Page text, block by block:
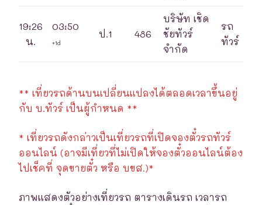
19:26
น.
03:50
+1d
ป.1 486
บริษัท เชิด
ชัยทัวร์
จำกัด
รถ
ทัวร์
** เที่ยวรถด้านบนเปลี่ยนแปลงได้ตลอดเวลาขึ้นอยู่
กับ บ.ทัวร์ เป็นผู้กำหนด **
* เที่ยวรถดังกล่าวเป็นเที่ยวรถที่เปิดจองตั๋วรถทัวร์
ออนไลน์ (อาจมีเที่ยวที่ไม่เปิดให้จองตั๋วออนไลน์ต้อง
ไปเช็คที่ จุดขายตั๋ว หรือ บขส.)*
ภาพแสดงตัวอย่างเที่ยวรถ ตารางเดินรถ เวลารถ